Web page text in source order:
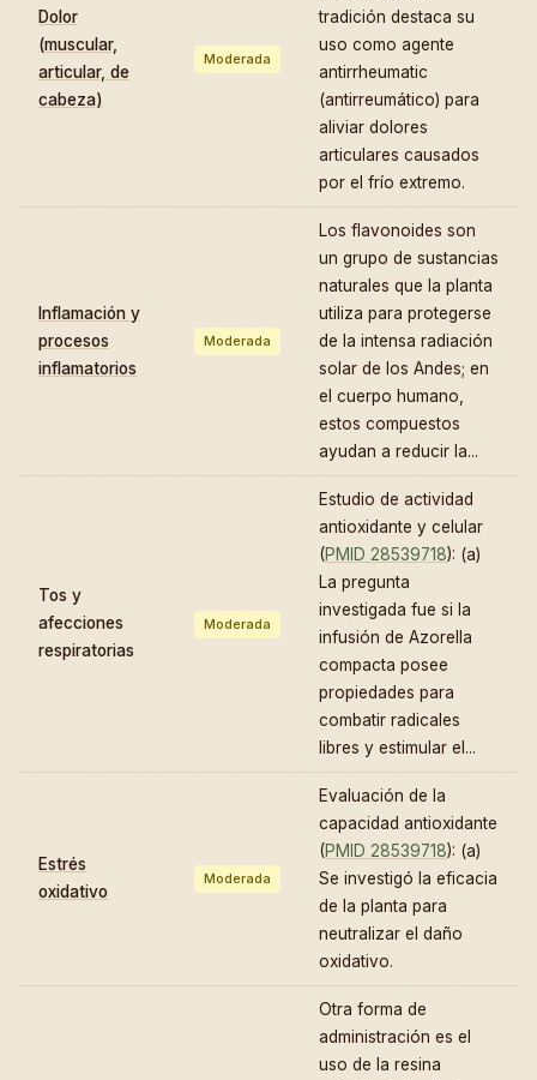
Dolor
(muscular,
articular, de
cabeza)
Moderada
tradición destaca su
uso como agente
antirrheumatic
(antirreumático) para
aliviar dolores
articulares causados
por el frío extremo.
Inflamación y
procesos
inflamatorios
Moderada
Los flavonoides son
un grupo de sustancias
naturales que la planta
utiliza para protegerse
de la intensa radiación
solar de los Andes; en
el cuerpo humano,
estos compuestos
ayudan a reducir la...
Tos y
afecciones
respiratorias
Moderada
Estudio de actividad
antioxidante y celular
(PMID 28539718): (a)
La pregunta
investigada fue si la
infusión de Azorella
compacta posee
propiedades para
combatir radicales
libres y estimular el...
Estrés
oxidativo
Moderada
Evaluación de la
capacidad antioxidante
(PMID 28539718): (a)
Se investigó la eficacia
de la planta para
neutralizar el daño
oxidativo.
Otra forma de
administración es el
uso de la resina